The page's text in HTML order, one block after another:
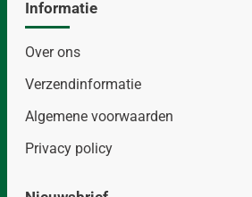
Informatie
Over ons
Verzendinformatie
Algemene voorwaarden
Privacy policy